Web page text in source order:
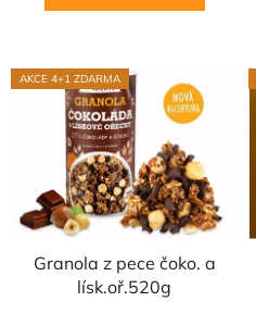
AKCE 4+1 ZDARMA
Granola z pece čoko. a
lísk.oř.520g